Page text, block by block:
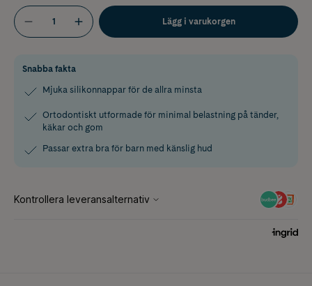
Lägg i varukorgen
Snabba fakta
Mjuka silikonnappar för de allra minsta
Ortodontiskt utformade för minimal belastning på tänder,
käkar och gom
Passar extra bra för barn med känslig hud